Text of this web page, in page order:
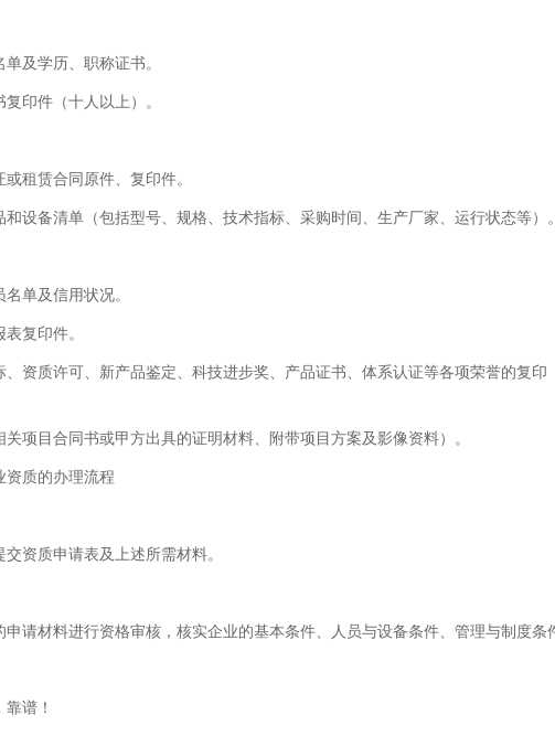
及学历、职称证书。
印件（十人以上）。
租赁合同原件、复印件。
设备清单（包括型号、规格、技术指标、采购时间、生产厂家、运行状态等）
单及信用状况。
复印件。
、资质许可、新产品鉴定、科技进步奖、产品证书、体系认证等各项荣誉的复印
项目合同书或甲方出具的证明材料、附带项目方案及影像资料）。
资质的办理流程
资质申请表及上述所需材料。
请材料进行资格审核，核实企业的基本条件、人员与设备条件、管理与制度条
谱！